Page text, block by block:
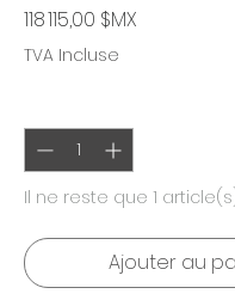
118 115,00 $MX
TVA Incluse
Il ne reste que 1
Ajouter au